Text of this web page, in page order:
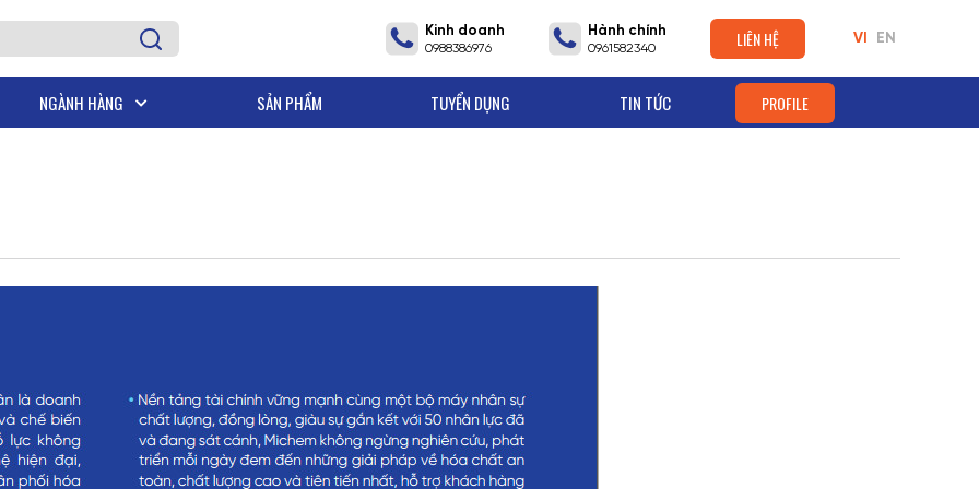
Kinh doanh
0988386976
Hành chính
0961582340
LIÊN HỆ VI EN
NGÀNH HÀNG SẢN PHẨM TUYỂN DỤNG TIN TỨC PROFILE